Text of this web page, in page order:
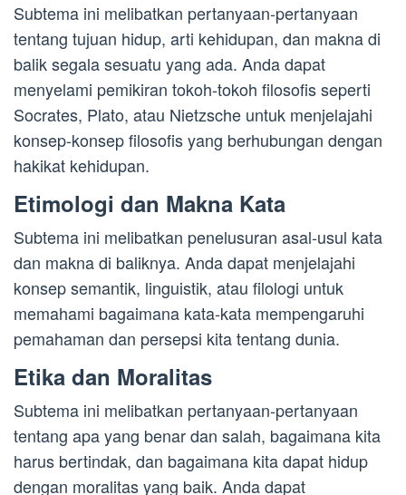
Subtema ini melibatkan pertanyaan-pertanyaan
tentang tujuan hidup, arti kehidupan, dan makna di
balik segala sesuatu yang ada. Anda dapat
menyelami pemikiran tokoh-tokoh filosofis seperti
Socrates, Plato, atau Nietzsche untuk menjelajahi
konsep-konsep filosofis yang berhubungan dengan
hakikat kehidupan.
Etimologi dan Makna Kata
Subtema ini melibatkan penelusuran asal-usul kata
dan makna di baliknya. Anda dapat menjelajahi
konsep semantik, linguistik, atau filologi untuk
memahami bagaimana kata-kata mempengaruhi
pemahaman dan persepsi kita tentang dunia.
Etika dan Moralitas
Subtema ini melibatkan pertanyaan-pertanyaan
tentang apa yang benar dan salah, bagaimana kita
harus bertindak, dan bagaimana kita dapat hidup
dengan moralitas yang baik. Anda dapat